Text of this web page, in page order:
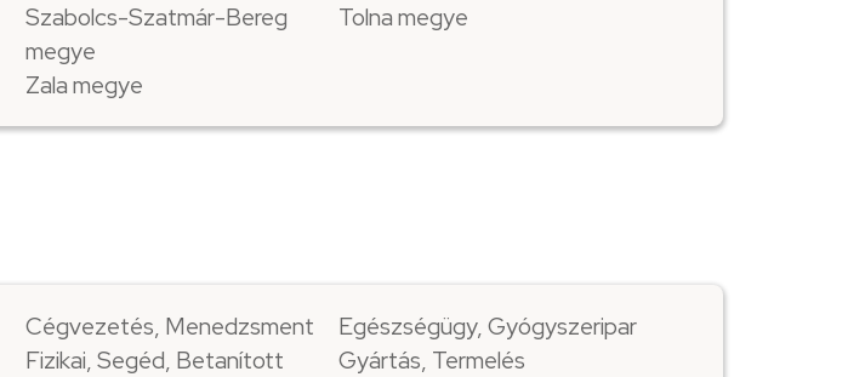
Szabolcs-Szatmár-Bereg
megye
Tolna megye
Zala megye
Cégvezetés, Menedzsment
Egészségügy, Gyógyszeripar
Fizikai, Segéd, Betanított
Gyártás, Termelés